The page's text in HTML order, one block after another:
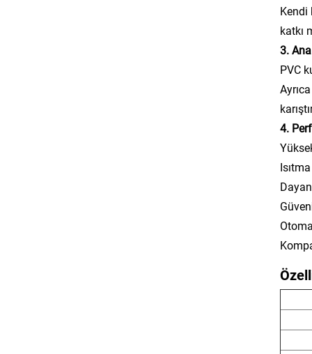
Kendi
katkı
3.
PVC
4.